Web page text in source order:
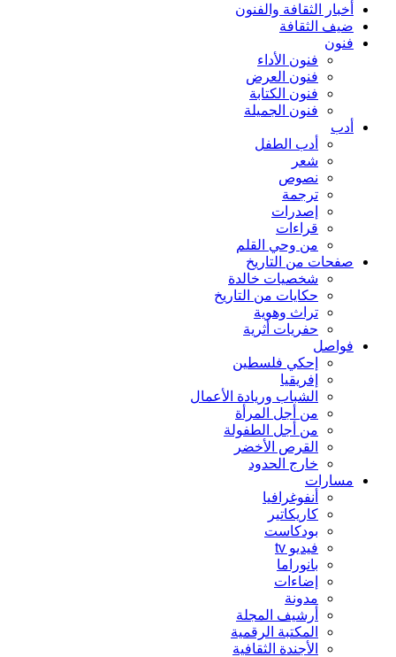
أخبار الثقافة والفنون
ضيف الثقافة
فنون
فنون الأداء
فنون العرض
فنون الكتابة
فنون الجميلة
أدب
أدب الطفل
شعر
نصوص
ترجمة
إصدرات
قراءات
من وحي القلم
صفحات من التاريخ
شخصيات خالدة
حكايات من التاريخ
تراث وهوية
حفريات أثرية
فواصل
إحكي فلسطين
إفريقيا
الشباب وريادة الأعمال
من أجل المرأة
من أجل الطفولة
القرص الأخضر
خارج الحدود
مسارات
أنفوغرافيا
كاريكاتير
بودكاست
فيديو tv
بانوراما
إضاءات
مدونة
أرشيف المجلة
المكتبة الرقمية
الأجندة الثقافية